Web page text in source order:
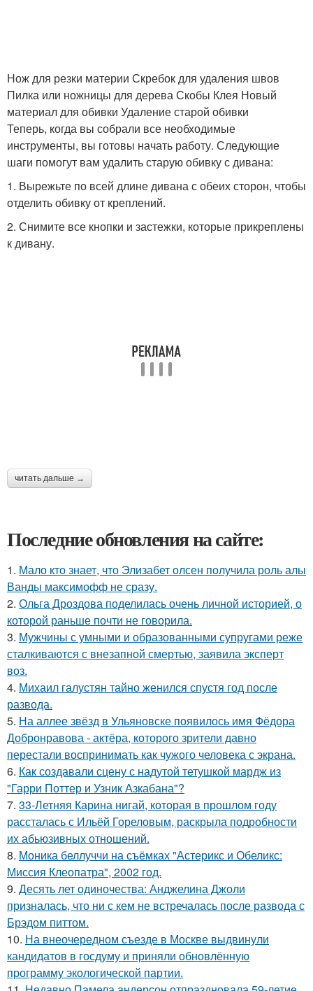
Нож для резки материи Скребок для удаления швов
Пилка или ножницы для дерева Скобы Клея Новый
материал для обивки Удаление старой обивки
Теперь, когда вы собрали все необходимые
инструменты, вы готовы начать работу. Следующие
шаги помогут вам удалить старую обивку с дивана:
1. Вырежьте по всей длине дивана с обеих сторон, чтобы
отделить обивку от креплений.
2. Снимите все кнопки и застежки, которые прикреплены
к дивану.
читать дальше →
Последние обновления на сайте:
1. Мало кто знает, что Элизабет олсен получила роль алы
Ванды максимофф не сразу.
2. Ольга Дроздова поделилась очень личной историей, о
которой раньше почти не говорила.
3. Мужчины с умными и образованными супругами реже
сталкиваются с внезапной смертью, заявила эксперт
воз.
4. Михаил галустян тайно женился спустя год после
развода.
5. На аллее звёзд в Ульяновске появилось имя Фёдора
Добронравова - актёра, которого зрители давно
перестали воспринимать как чужого человека с экрана.
6. Как создавали сцену с надутой тетушкой мардж из
"Гарри Поттер и Узник Азкабана"?
7. 33-Летняя Карина нигай, которая в прошлом году
рассталась с Ильёй Гореловым, раскрыла подробности
их абьюзивных отношений.
8. Моника беллуччи на съёмках "Астерикс и Обеликс:
Миссия Клеопатра", 2002 год.
9. Десять лет одиночества: Анджелина Джоли
призналась, что ни с кем не встречалась после развода с
Брэдом питтом.
10. На внеочередном съезде в Москве выдвинули
кандидатов в госдуму и приняли обновлённую
программу экологической партии.